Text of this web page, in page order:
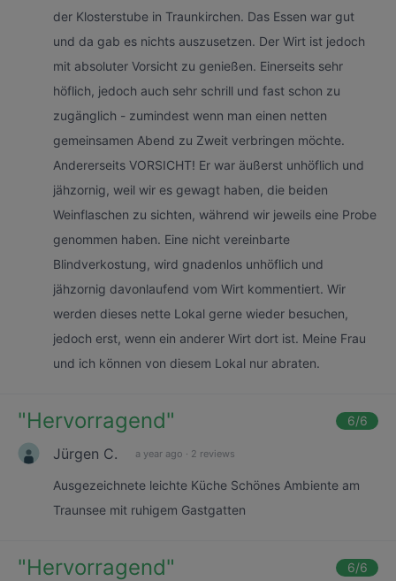
der Klosterstube in Traunkirchen. Das Essen war gut
und da gab es nichts auszusetzen. Der Wirt ist jedoch
mit absoluter Vorsicht zu genießen. Einerseits sehr
höflich, jedoch auch sehr schrill und fast schon zu
zugänglich - zumindest wenn man einen netten
gemeinsamen Abend zu Zweit verbringen möchte.
Andererseits VORSICHT! Er war äußerst unhöflich und
jähzornig, weil wir es gewagt haben, die beiden
Weinflaschen zu sichten, während wir jeweils eine Probe
genommen haben. Eine nicht vereinbarte
Blindverkostung, wird gnadenlos unhöflich und
jähzornig davonlaufend vom Wirt kommentiert. Wir
werden dieses nette Lokal gerne wieder besuchen,
jedoch erst, wenn ein anderer Wirt dort ist. Meine Frau
und ich können von diesem Lokal nur abraten.
"Hervorragend" 6/6
Jürgen C. a year ago · 2 reviews
Ausgezeichnete leichte Küche Schönes Ambiente am
Traunsee mit ruhigem Gastgatten
"Hervorragend" 6/6